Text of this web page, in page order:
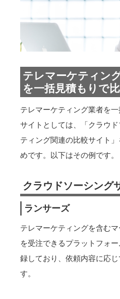
テレマーケティン
を一括見積もりで
テレマーケティング業者を
サイトとしては、「クラウ
ティング関連の比較サイト
めです。以下はその例です。
クラウドソーシング
ランサーズ
テレマーケティングを含む
を受注できるプラットフォ
録しており、依頼内容に応
す。